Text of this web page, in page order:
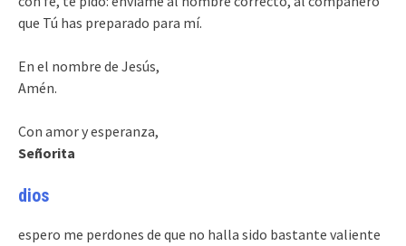
que Tú has preparado para mí.
En el nombre de Jesús,
Amén.
Con amor y esperanza,
Señorita
dios
espero me perdones de que no halla sido bastante valiente